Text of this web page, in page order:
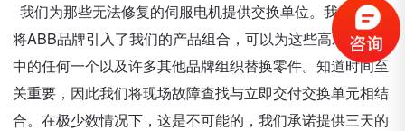
我们为那些无法修复的伺服电机提供交换单位。我们近还
将ABB品牌引入了我们的产品组合，可以为这些高水平品牌
中的任何一个以及许多其他品牌组织替换零件。知道时间至
关重要，因此我们将现场故障查找与立即交付交换单元相结
合。在极少数情况下，这是不可能的，我们承诺提供三天的